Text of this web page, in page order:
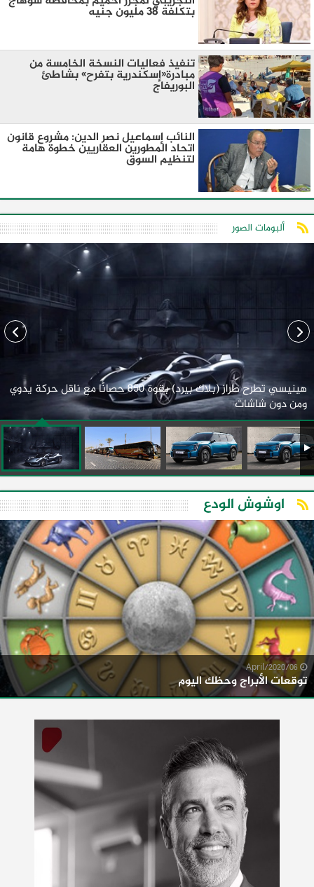
بتكلفة 38 مليون جنيه
تنفيذ فعاليات النسخة الخامسة من
مبادرة«إسكندرية بتفرح» بشاطئ
البوريفاج
النائب إسماعيل نصر الدين: مشروع قانون
اتحاد المطورين العقاريين خطوة هامة
لتنظيم السوق
ألبومات الصور
هينيسي تطرح طراز (بلاك بيرد) بقوة 850 حصانًا مع ناقل حركة يدوي
ومن دون شاشات
اوشوش الودع
توقعات الأبراج وحظك اليوم